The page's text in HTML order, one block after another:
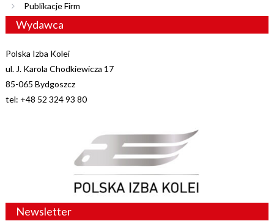
Publikacje Firm
Wydawca
Polska Izba Kolei
ul. J. Karola Chodkiewicza 17
85-065 Bydgoszcz
tel: +48 52 324 93 80
Newsletter